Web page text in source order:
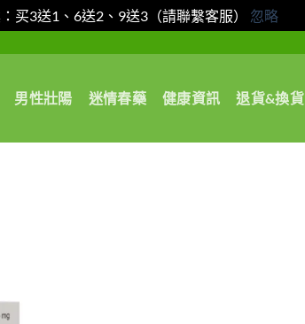
买3送1、6送2、9送3（請聯繫客服） 忽略
男性壯陽 迷情春藥 健康資訊 退貨&換貨